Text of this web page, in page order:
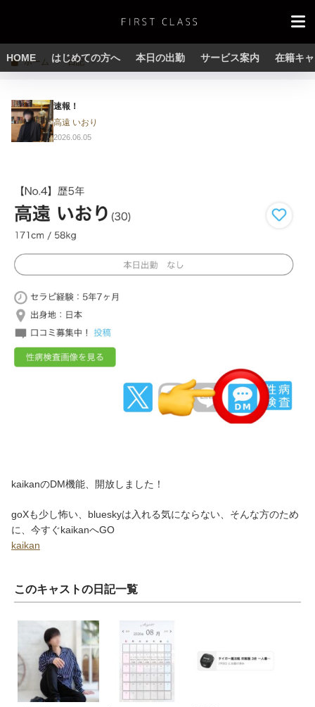
HOME はじめての方へ 本日の出勤 サービス案内 在籍キ
ホーム 日記
速報！
高遠 いおり
2026.06.05
kaikanのDM機能、開放しました！
goXも少し怖い、blueskyは入れる気にならない、そんな方のため
に、今すぐkaikanへGO
kaikan
このキャストの日記一覧